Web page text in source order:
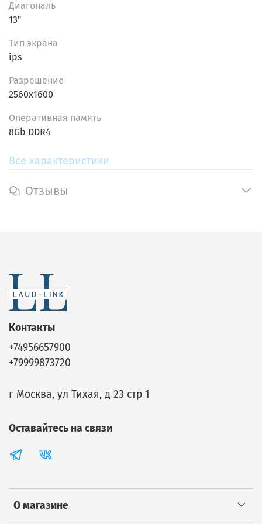
Диагональ
13"
Тип экрана
ips
Разрешение
2560x1600
Oпеpативнaя пaмять
8Gb DDR4
Все характеристики
Отзывы
О магазине
Контакты
+74956657900
+79999873720
г Москва, ул Тихая, д 23 стр 1
Оставайтесь на связи